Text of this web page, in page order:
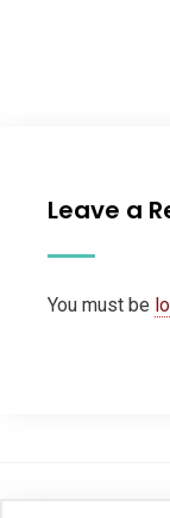
Leave a
You must be